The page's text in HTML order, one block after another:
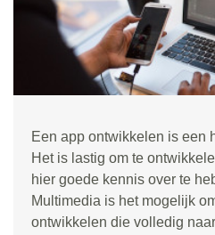
Een app ontwikkelen is een
Het is lastig om te
hier goede kennis over te
Multimedia is het mogelijk
ontwikkelen die volledig